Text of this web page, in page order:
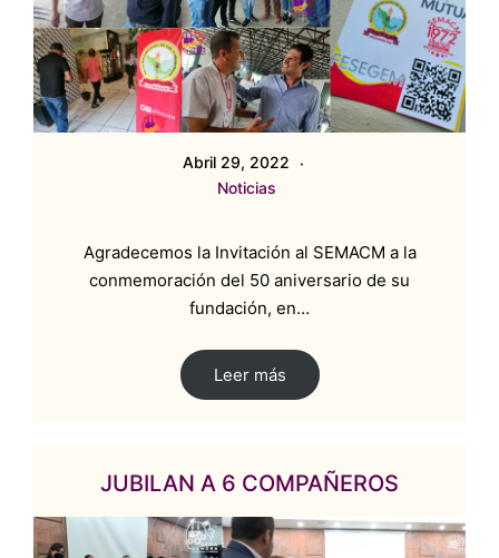
Abril 29, 2022
Noticias
Agradecemos la Invitación al SEMACM a la
conmemoración del 50 aniversario de su
fundación, en…
Leer más
JUBILAN A 6 COMPAÑEROS